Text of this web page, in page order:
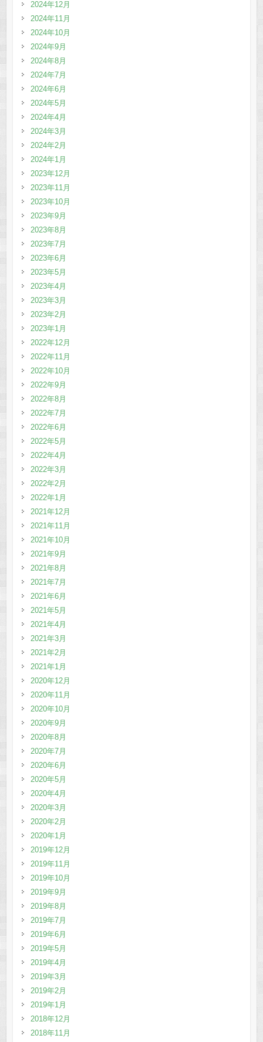
2024年12月
2024年11月
2024年10月
2024年9月
2024年8月
2024年7月
2024年6月
2024年5月
2024年4月
2024年3月
2024年2月
2024年1月
2023年12月
2023年11月
2023年10月
2023年9月
2023年8月
2023年7月
2023年6月
2023年5月
2023年4月
2023年3月
2023年2月
2023年1月
2022年12月
2022年11月
2022年10月
2022年9月
2022年8月
2022年7月
2022年6月
2022年5月
2022年4月
2022年3月
2022年2月
2022年1月
2021年12月
2021年11月
2021年10月
2021年9月
2021年8月
2021年7月
2021年6月
2021年5月
2021年4月
2021年3月
2021年2月
2021年1月
2020年12月
2020年11月
2020年10月
2020年9月
2020年8月
2020年7月
2020年6月
2020年5月
2020年4月
2020年3月
2020年2月
2020年1月
2019年12月
2019年11月
2019年10月
2019年9月
2019年8月
2019年7月
2019年6月
2019年5月
2019年4月
2019年3月
2019年2月
2019年1月
2018年12月
2018年11月